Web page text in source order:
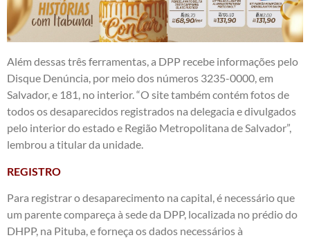
Além dessas três ferramentas, a DPP recebe informações pelo
Disque Denúncia, por meio dos números 3235-0000, em
Salvador, e 181, no interior. “O site também contém fotos de
todos os desaparecidos registrados na delegacia e divulgados
pelo interior do estado e Região Metropolitana de Salvador”,
lembrou a titular da unidade.
REGISTRO
Para registrar o desaparecimento na capital, é necessário que
um parente compareça à sede da DPP, localizada no prédio do
DHPP, na Pituba, e forneça os dados necessários à